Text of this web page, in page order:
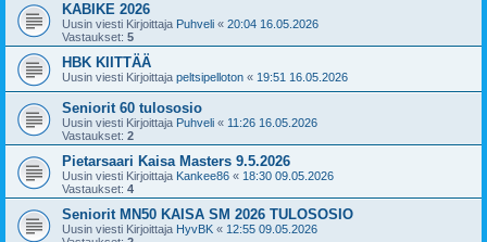
KABIKE 2026
Uusin viesti Kirjoittaja Puhveli « 20:04 16.05.2026
Vastaukset: 5
HBK KIITTÄÄ
Uusin viesti Kirjoittaja peltsipelloton « 19:51 16.05.2026
Seniorit 60 tulososio
Uusin viesti Kirjoittaja Puhveli « 11:26 16.05.2026
Vastaukset: 2
Pietarsaari Kaisa Masters 9.5.2026
Uusin viesti Kirjoittaja Kankee86 « 18:30 09.05.2026
Vastaukset: 4
Seniorit MN50 KAISA SM 2026 TULOSOSIO
Uusin viesti Kirjoittaja HyvBK « 12:55 09.05.2026